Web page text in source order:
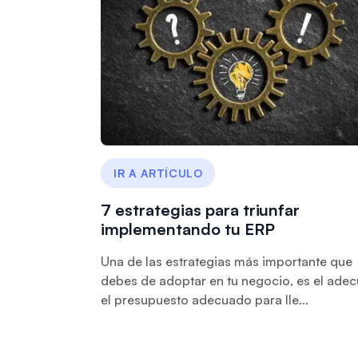
IR A ARTÍCULO
7 estrategias para triunfar
implementando tu ERP
Una de las estrategias más importante que
debes de adoptar en tu negocio, es el
el presupuesto adecuado para lle...